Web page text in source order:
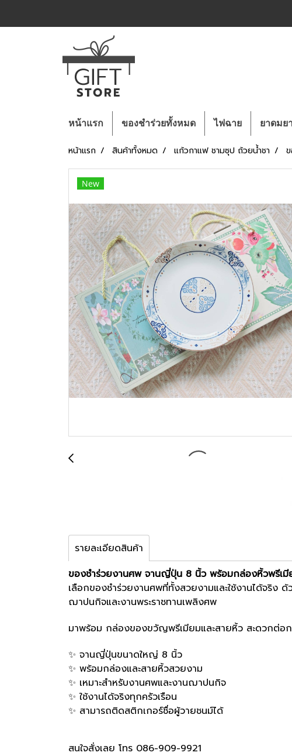
หน้าแรก ของชำร่วยทั้งหมด ไฟฉาย ยาดมย
หน้าแรก สินค้าทั้งหมด แก้วกาแฟ ชามซุป ถ้วยน้ำชา
New
รายละเอียดสินค้า
ของชำร่วยงานศพ จานญี่ปุ่น 8 นิ้ว พร้อมกล่องหิ้วพรีเมี
เลือกของชำร่วยงานศพที่ทั้งสวยงามและใช้งานได้จริง
ฌาปนกิจและงานพระราชทานเพลิงศพ
มาพร้อม กล่องของขวัญพรีเมียมและสายหิ้ว สะดวกต่อก
✨ จานญี่ปุ่นขนาดใหญ่ 8 นิ้ว
✨ พร้อมกล่องและสายหิ้วสวยงาม
✨ เหมาะสำหรับงานศพและงานฌาปนกิจ
✨ ใช้งานได้จริงทุกครัวเรือน
✨ สามารถติดสติกเกอร์ชื่อผู้วายชนม์ได้
สนใจสั่งเลย โทร 086-909-9921